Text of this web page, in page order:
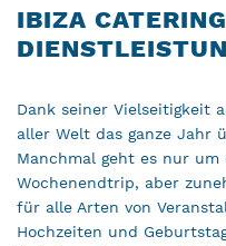
IBIZA CATERING
Dank seiner Vielseitigkeit
aller Welt das ganze Jahr
Manchmal geht es nur
Wochenendtrip, aber
für alle Arten von
Hochzeiten und